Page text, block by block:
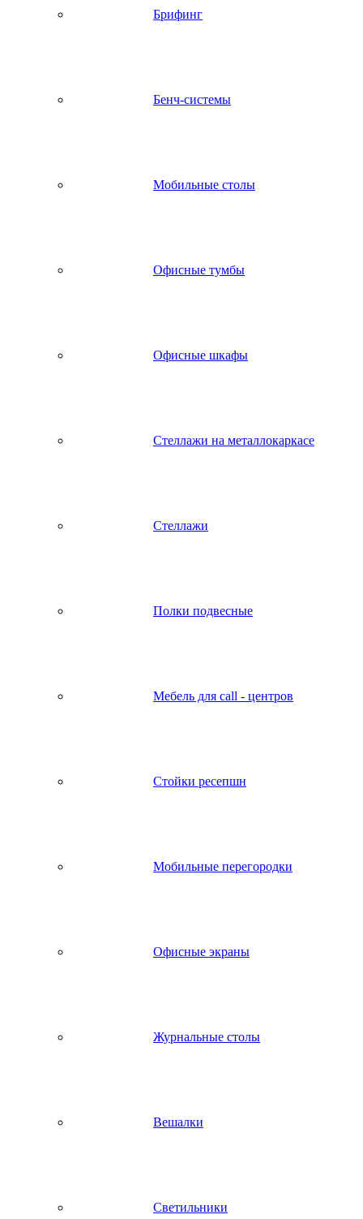
Брифинг
Бенч-системы
Мобильные столы
Офисные тумбы
Офисные шкафы
Стеллажи на металлокаркасе
Стеллажи
Полки подвесные
Мебель для call - центров
Стойки ресепшн
Мобильные перегородки
Офисные экраны
Журнальные столы
Вешалки
Светильники